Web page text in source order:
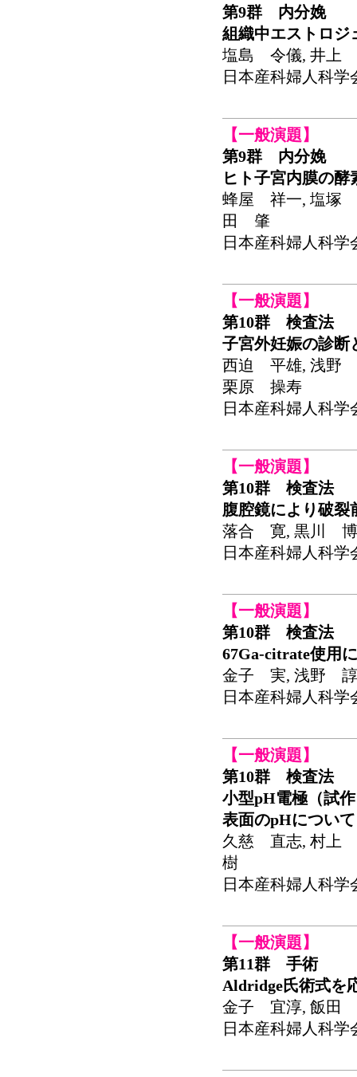
第9群 内分娩
組織中エストロジ
塩島 令儀, 井上
日本産科婦人科学
【一般演題】
第9群 内分娩
ヒト子宮内膜の
蜂屋 祥一, 塩塚
田 肇
日本産科婦人科学
【一般演題】
第10群 検査法
子宮外妊娠の診断
西迫 平雄, 浅野
栗原 操寿
日本産科婦人科学
【一般演題】
第10群 検査法
腹腔鏡により破裂
落合 寛, 黒川
日本産科婦人科学
【一般演題】
第10群 検査法
67Ga-citrate使用
金子 実, 浅野
日本産科婦人科学
【一般演題】
第10群 検査法
小型pH電極（試
表面のpHについて
久慈 直志, 村上
樹
日本産科婦人科学
【一般演題】
第11群 手術
Aldridge氏術式を
金子 宜淳, 飯田
日本産科婦人科学